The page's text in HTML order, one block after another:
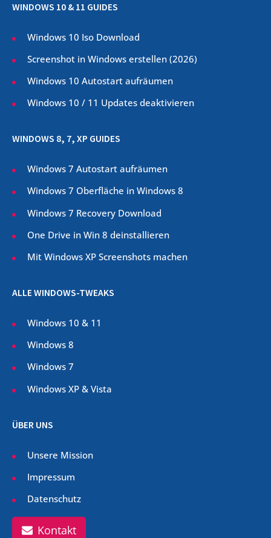
WINDOWS 10 & 11 GUIDES
Windows 10 Iso Download
Screenshot in Windows erstellen (2026)
Windows 10 Autostart aufräumen
Windows 10 / 11 Updates deaktivieren
WINDOWS 8, 7, XP GUIDES
Windows 7 Autostart aufräumen
Windows 7 Oberfläche in Windows 8
Windows 7 Recovery Download
One Drive in Win 8 deinstallieren
Mit Windows XP Screenshots machen
ALLE WINDOWS-TWEAKS
Windows 10 & 11
Windows 8
Windows 7
Windows XP & Vista
ÜBER UNS
Unsere Mission
Impressum
Datenschutz
Kontakt